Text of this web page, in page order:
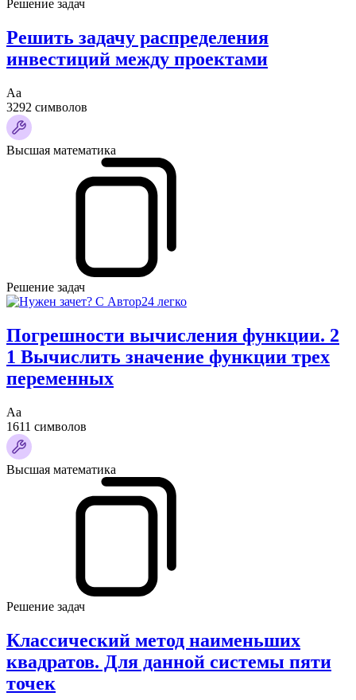
Решение задач
Решить задачу распределения
инвестиций между проектами
Аа
3292 символов
Высшая математика
Решение задач
Погрешности вычисления функции. 2
1 Вычислить значение функции трех
переменных
Аа
1611 символов
Высшая математика
Решение задач
Классический метод наименьших
квадратов. Для данной системы пяти
точек